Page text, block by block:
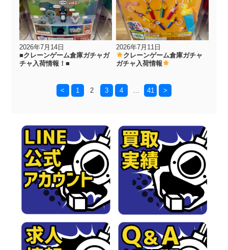
2026年7月14日
■クレーンゲーム倉庫ガチャガ
チャ入荷情報！■
2026年7月11日
クレーンゲーム倉庫ガチャ
ガチャ入荷情報
< 1 2 3 4 … 41 >